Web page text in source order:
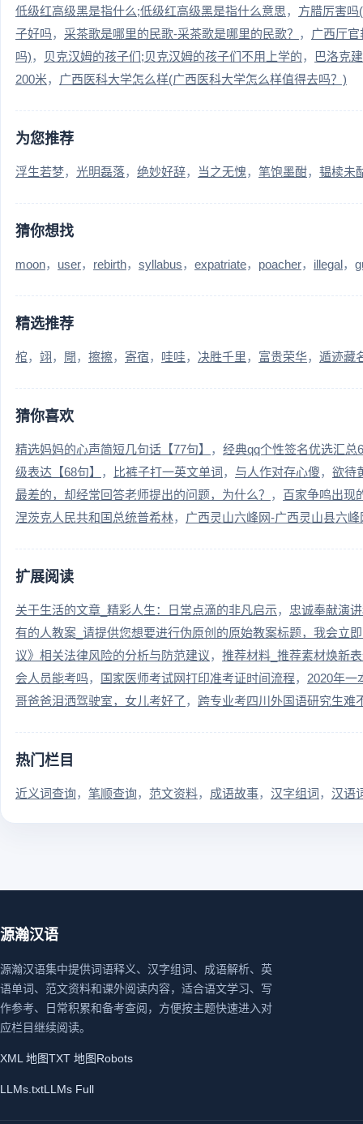
低级红高级黑是指什么;低级红高级黑是指什么意思
方腊厉害吗
子好吗
采茶歌是哪里的民歌-采茶歌是哪里的民歌？
广西厅
吗)
贝克汉姆的孩子们;贝克汉姆的孩子们不用上学的
巴洛克
200米
广西医科大学怎么样(广西医科大学怎么样值得去吗？)
为您推荐
浮生若梦 光明磊落 绝妙好辞 当之无愧 笔饱墨酣 韫椟未
猜你想找
moon user rebirth syllabus expatriate poacher illegal
精选推荐
棺 翊 閜 擦擦 寄宿 哇哇 决胜千里 富贵荣华 遁迹藏
猜你喜欢
精选妈妈的心声简短几句话【77句】
经典qq个性签名优选汇总
级表达【68句】
比裤子打一英文单词 与人作对存心傻
欲待
最差的，却经常回答老师提出的问题，为什么？
百家争鸣出现
涅茨克人民共和国总统普希林
广西灵山六峰网-广西灵山县六峰
扩展阅读
关于生活的文章_精彩人生：日常点滴的非凡启示
忠诚奉献演
有的人教案_请提供您想要进行伪原创的原始教案标题，我会立
议》相关法律风险的分析与防范建议
推荐材料_推荐素材焕新
会人员能考吗
国家医师考试网打印准考证时间流程
2020年一
哥爸爸泪洒驾驶室，女儿考好了
跨专业考四川外国语研究生难
热门栏目
近义词查询 笔顺查询 范文资料 成语故事 汉字组词 汉语
源瀚汉语
源瀚汉语集中提供词语释义、汉字组词、成语解析、英
语单词、范文资料和课外阅读内容，适合语文学习、写
作参考、日常积累和备考查阅，方便按主题快速进入对
应栏目继续阅读。
XML 地图TXT 地图Robots
LLMs.txtLLMs Full